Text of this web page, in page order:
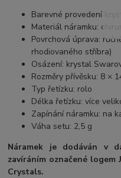
Barevné provedení
Materiál náramku:
Povrchová úprava:
rhodiovaného stříbra)
Osázení: krystal
Rozměry přívěsku: 8 ×
Typ řetízku: rolo
Délka řetízku: více
Zapínání náramku: na
Váha setu: 2,5 g
Náramek je dodáván v
zavíráním označené
Crystals.